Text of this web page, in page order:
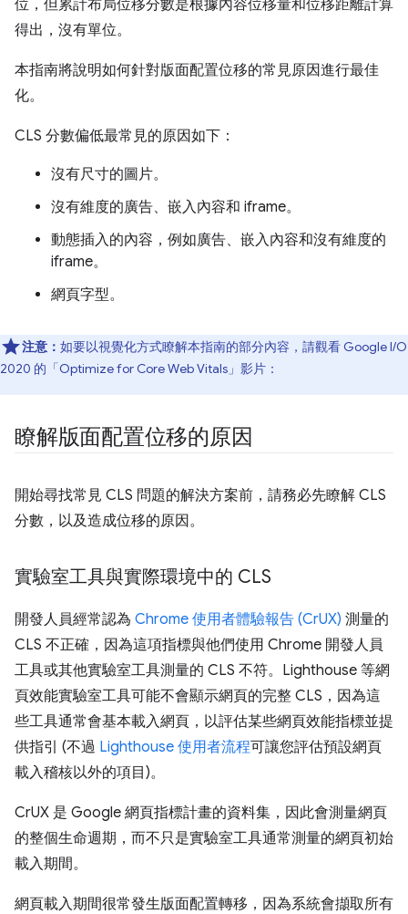
位，但累計布局位移分數是根據內容位移量和位移距離計算
得出，沒有單位。
本指南將說明如何針對版面配置位移的常見原因進行最佳
化。
CLS 分數偏低最常見的原因如下：
沒有尺寸的圖片。
沒有維度的廣告、嵌入內容和 iframe。
動態插入的內容，例如廣告、嵌入內容和沒有維度的
iframe。
網頁字型。
注意： 如要以視覺化方式瞭解本指南的部分內容，請觀看 Google I/O
2020 的「Optimize for Core Web Vitals」影片：
瞭解版面配置位移的原因
開始尋找常見 CLS 問題的解決方案前，請務必先瞭解 CLS
分數，以及造成位移的原因。
實驗室工具與實際環境中的 CLS
開發人員經常認為 Chrome 使用者體驗報告 (CrUX) 測量的
CLS 不正確，因為這項指標與他們使用 Chrome 開發人員
工具或其他實驗室工具測量的 CLS 不符。Lighthouse 等網
頁效能實驗室工具可能不會顯示網頁的完整 CLS，因為這
些工具通常會基本載入網頁，以評估某些網頁效能指標並提
供指引 (不過 Lighthouse 使用者流程可讓您評估預設網頁
載入稽核以外的項目)。
CrUX 是 Google 網頁指標計畫的資料集，因此會測量網頁
的整個生命週期，而不只是實驗室工具通常測量的網頁初始
載入期間。
網頁載入期間很常發生版面配置轉移，因為系統會擷取所有